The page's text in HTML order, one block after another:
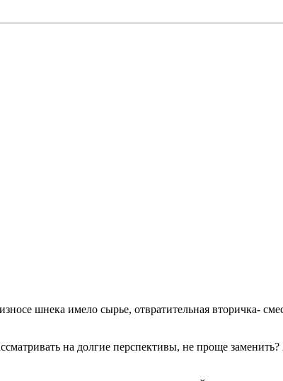
шнека имело сырье, отвратительная вторичка-
на долгие перспективы, не проще